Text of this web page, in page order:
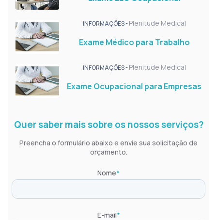
INFORMAÇÕES -Plenitude Medical
Exame Médico para Trabalho
INFORMAÇÕES -Plenitude Medical
Exame Ocupacional para Empresas
Quer saber mais sobre os nossos serviços?
Preencha o formulário abaixo e envie sua solicitação de
orçamento.
Nome*
E-mail*